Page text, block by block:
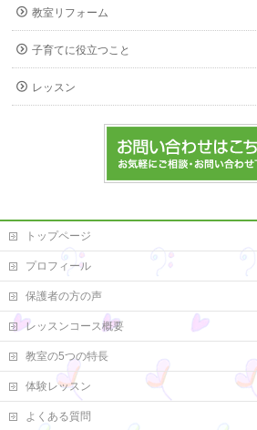
教室リフォーム
子育てに役立つこと
レッスン
トップページ
プロフィール
保護者の方の声
レッスンコース概要
教室の5つの特長
体験レッスン
よくある質問